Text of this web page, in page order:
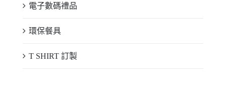
電子數碼禮品
環保餐具
T SHIRT 訂製